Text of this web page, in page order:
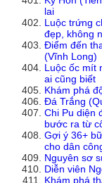
lai
Luộc trứng
đẹp, không
Điểm đến
(Vĩnh Long)
Luộc ốc mít
ai cũng biết
Khám phá
Đá Trắng
Chi Pu diện
bước ra từ
Gợi ý 36+
cho dân
Nguyên sơ
Diễn viên
Khám phá